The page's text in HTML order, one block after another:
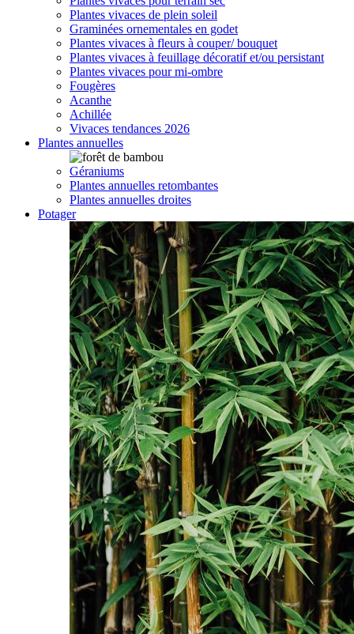
Plantes vivaces de plein soleil
Graminées ornementales en godet
Plantes vivaces à fleurs à couper/ bouquet
Plantes vivaces à feuillage décoratif et/ou persistant
Plantes vivaces pour mi-ombre
Fougères
Acanthe
Achillée
Vivaces tendances 2026
Plantes annuelles
Géraniums
Plantes annuelles retombantes
Plantes annuelles droites
Potager